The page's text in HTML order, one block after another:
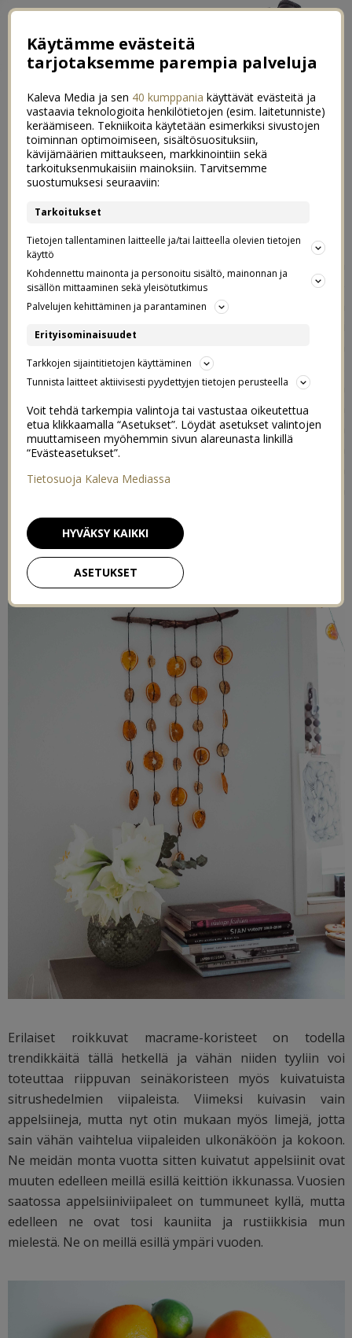
Luukku 7: Kuivatut appelsiinit |
DIY seinäkoriste
Mun muutama vuosi sitten tekemäni postaus kuivatuista
appelsiineista on noussut yhdeksi joulun ajan hiteistä. Se
nousee tasaisesti luetuimpien postausten listalla aina
joulun aikaan, tälläkin hetkellä sitä luetaan kymmeniä tai
jopa satoja kertoja päivässä. Ei mikään ihme, sillä
kuivatut appelsiinit ovat erityisen trendikkäitä juuri nyt.
Eikä varmasti vähiten siitä syystä, että niistä on todella
helppoa tehdä ekologisia ja kauniita joulukoristeita niin
kuuseen kuin seinällekin. Viimeksi mä tein kuivatuista
appelsiineista köynnöksen, serviettikoristeet sekä
toisenlaiseen (mutta ihanaan) ideaan Pinterestin
Erilaiset roikkuvat macrame-koristeet on todella
trendikkäitä tällä hetkellä ja vähän niiden tyyliin voi
toteuttaa riippuvan seinäkoristeen myös kuivatuista
sitrushedelmien viipaleista. Viimeksi kuivasin vain
appelsiineja, mutta nyt otin mukaan myös limejä, jotta
sain vähän vaihtelua viipaleiden ulkonäköön ja kokoon.
Ne meidän monta vuotta sitten kuivatut appelsiinit ovat
muuten edelleen meillä esillä keittiön ikkunassa. Vuosien
saatossa appelsiiniviipaleet on tummuneet kyllä, mutta
edelleen ne ovat tosi kauniita ja rustiikkisia mun
mielestä. Ne on meillä esillä ympäri vuoden.
Käytämme evästeitä
tarjotaksemme parempia palveluja
Kaleva Media ja sen 40 kumppania käyttävät evästeitä ja
vastaavia teknologioita henkilötietojen (esim. laitetunniste)
keräämiseen. Tekniikoita käytetään esimerkiksi sivustojen
toiminnan optimoimiseen, sisältösuosituksiin,
kävijämäärien mittaukseen, markkinointiin sekä
tarkoituksenmukaisiin mainoksiin. Tarvitsemme
suostumuksesi seuraaviin:
Tarkoitukset
Tietojen tallentaminen laitteelle ja/tai laitteella olevien tietojen
käyttö
Kohdennettu mainonta ja personoitu sisältö, mainonnan ja
sisällön mittaaminen sekä yleisötutkimus
Palvelujen kehittäminen ja parantaminen
Erityisominaisuudet
Tarkkojen sijaintitietojen käyttäminen
Tunnista laitteet aktiivisesti pyydettyjen tietojen perusteella
Voit tehdä tarkempia valintoja tai vastustaa oikeutettua
etua klikkaamalla “Asetukset”. Löydät asetukset valintojen
muuttamiseen myöhemmin sivun alareunasta linkillä
“Evästeasetukset”.
Tietosuoja Kaleva Mediassa
ASETUKSET
HYVÄKSY KAIKKI